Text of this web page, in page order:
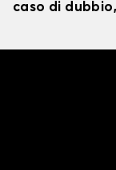
caso di